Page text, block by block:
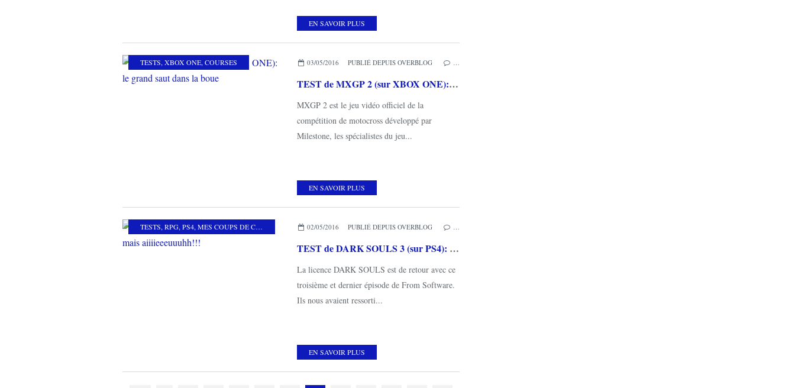
EN SAVOIR PLUS
TESTS, XBOX ONE, COURSES 03/05/2016 PUBLIÉ DEPUIS OVERBLOG
TEST de MXGP 2 (sur XBOX ONE): le grand saut dans la boue
MXGP 2 est le jeu vidéo officiel de la
compétition de motocross développé par
Milestone, les spécialistes du jeu...
EN SAVOIR PLUS
TESTS, RPG, PS4, MES COUPS DE COEUR 02/05/2016 PUBLIÉ DEPUIS OVERBLOG
TEST de DARK SOULS 3 (sur PS4): mais aiiiieeeuuuhh!!!
La licence DARK SOULS est de retour avec ce
troisième et dernier épisode de From Software.
Ils nous avaient ressorti...
EN SAVOIR PLUS